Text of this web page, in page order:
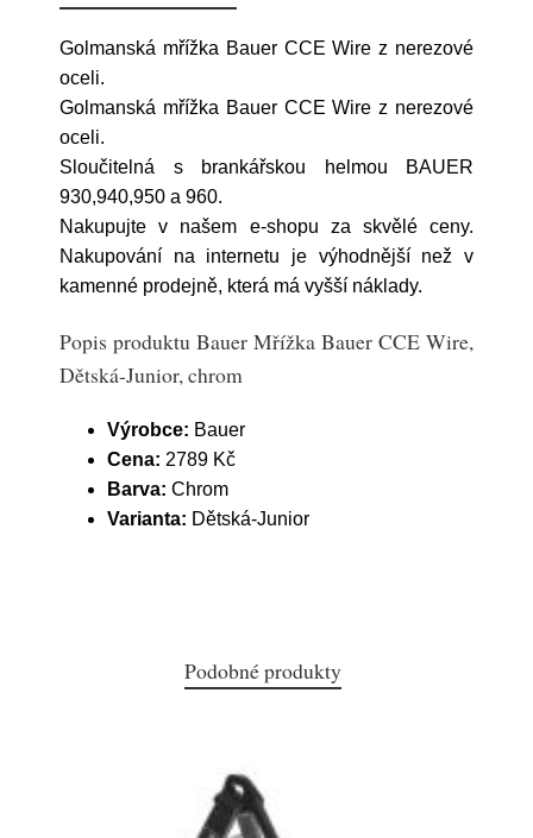
Golmanská mřížka Bauer CCE Wire z nerezové
oceli.
Golmanská mřížka Bauer CCE Wire z nerezové
oceli.
Sloučitelná s brankářskou helmou BAUER
930,940,950 a 960.
Nakupujte v našem e-shopu za skvělé ceny.
Nakupování na internetu je výhodnější než v
kamenné prodejně, která má vyšší náklady.
Popis produktu Bauer Mřížka Bauer CCE Wire,
Dětská-Junior, chrom
Výrobce: Bauer
Cena: 2789 Kč
Barva: Chrom
Varianta: Dětská-Junior
Podobné produkty